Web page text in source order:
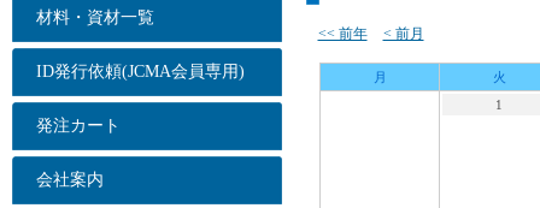
材料・資材一覧
ID発行依頼(JCMA会員専用)
発注カート
会社案内
<< 前年 < 前月
月
火
1